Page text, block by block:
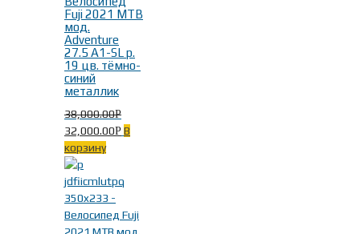
Fuji 2021 MTB
мод.
Adventure
27.5 A1-SL р.
19 цв. тёмно-
синий
металлик
38,000.00Р
32,000.00Р В
корзину